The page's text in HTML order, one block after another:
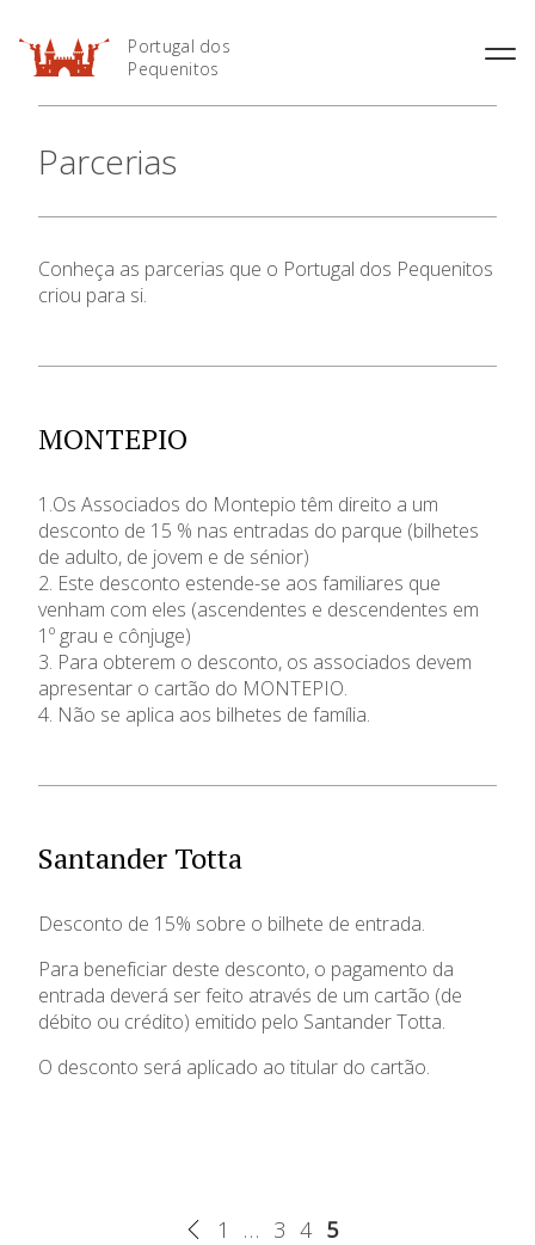
Portugal dos
Pequenitos
Áreas Temáticas
Serviço Educativo
Visitas
Informações
Horário
Parcerias
Conheça as parcerias que o Portugal dos Pequenitos
criou para si.
MONTEPIO
1.Os Associados do Montepio têm direito a um
desconto de 15 % nas entradas do parque (bilhetes
de adulto, de jovem e de sénior)
2. Este desconto estende-se aos familiares que
venham com eles (ascendentes e descendentes em
1º grau e cônjuge)
3. Para obterem o desconto, os associados devem
apresentar o cartão do MONTEPIO.
4. Não se aplica aos bilhetes de família.
Santander Totta
Desconto de 15% sobre o bilhete de entrada.
Para beneficiar deste desconto, o pagamento da
entrada deverá ser feito através de um cartão (de
débito ou crédito) emitido pelo Santander Totta.
O desconto será aplicado ao titular do cartão.
1 … 3 4 5